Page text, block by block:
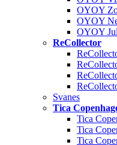
OYOY
OYOY
OYOY Jul
ReCollector
Svanes
Tica
Tica
Tica
Tica